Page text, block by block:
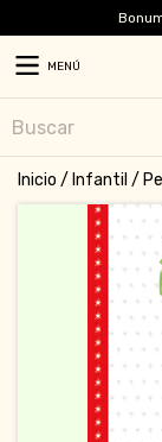
MENÚ
Inicio / Infantil /